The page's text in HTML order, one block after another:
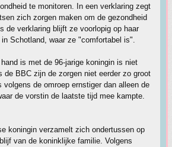
te monitoren. In een verklaring zegt
zich zorgen maken om de gezondheid
de verklaring blijft ze voorlopig op haar
Schotland, waar ze "comfortabel is".
is met de 96-jarige koningin is niet
de BBC zijn de zorgen niet eerder zo groot
de omroep ernstiger dan alleen de
de vorstin de laatste tijd mee kampte.
koningin verzamelt zich ondertussen op
van de koninklijke familie. Volgens